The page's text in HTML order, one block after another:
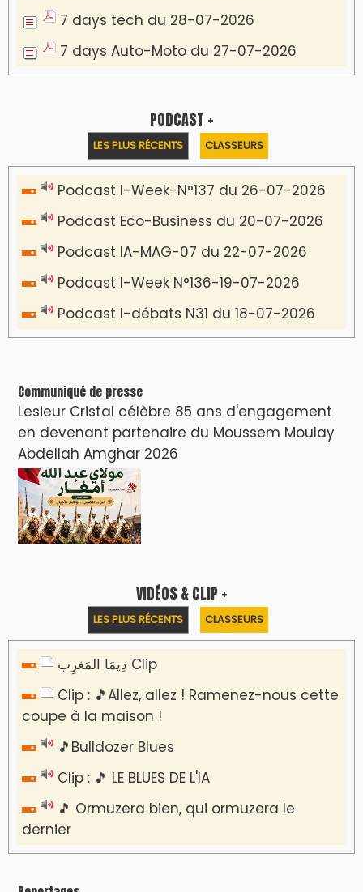
7 days tech du 28-07-2026
7 days Auto-Moto du 27-07-2026
PODCAST +
LES PLUS RÉCENTS CLASSEURS
Podcast I-Week-N°137 du 26-07-2026
Podcast Eco-Business du 20-07-2026
Podcast IA-MAG-07 du 22-07-2026
Podcast I-Week N°136-19-07-2026
Podcast I-débats N31 du 18-07-2026
Communiqué de presse
Lesieur Cristal célèbre 85 ans d'engagement
en devenant partenaire du Moussem Moulay
Abdellah Amghar 2026
VIDÉOS & CLIP +
LES PLUS RÉCENTS CLASSEURS
دِيمَا المَغرِب Clip
Clip : 🎵Allez, allez ! Ramenez-nous cette
coupe à la maison !
🎵Bulldozer Blues
Clip : 🎵 LE BLUES DE L'IA
🎵 Ormuzera bien, qui ormuzera le
dernier